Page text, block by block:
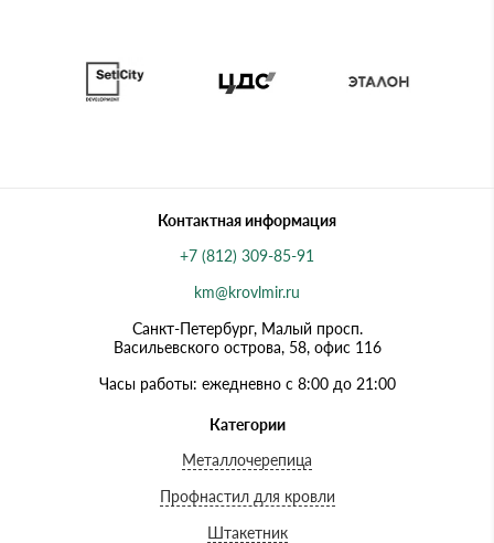
Контактная информация
+7 (812) 309-85-91
km@krovlmir.ru
Санкт-Петербург, Малый просп.
Васильевского острова, 58, офис 116
Часы работы: ежедневно с 8:00 до 21:00
Категории
Металлочерепица
Профнастил для кровли
Штакетник